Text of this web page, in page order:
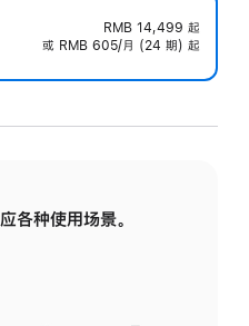
RMB 14,499 起
或 RMB 605/月 (24 期) 起
各种使用场景。